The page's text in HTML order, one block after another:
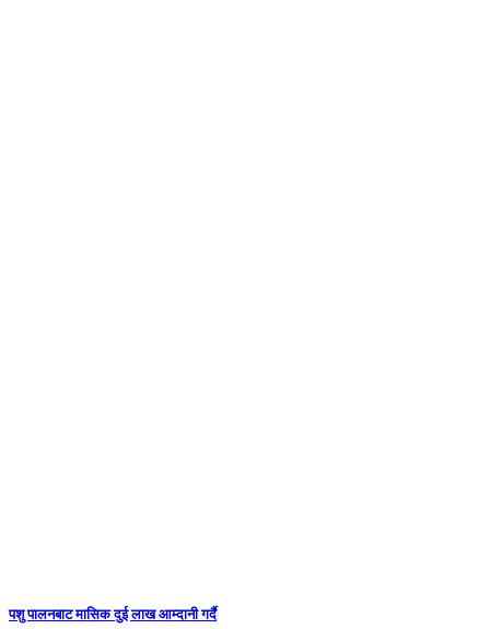
पशु पालनबाट मासिक दुई लाख आम्दानी गर्दै